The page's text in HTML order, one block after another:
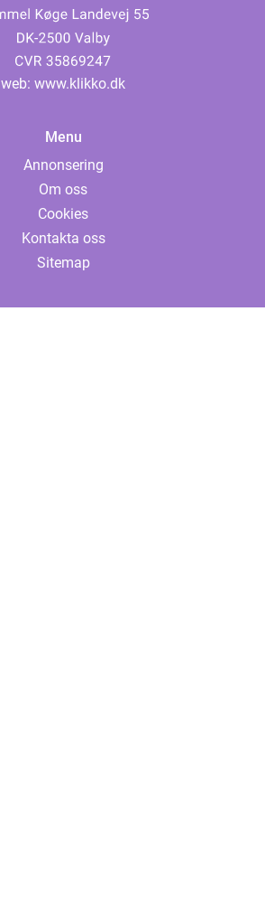
web: www.klikko.dk
Menu
Annonsering
Om oss
Cookies
Kontakta oss
Sitemap